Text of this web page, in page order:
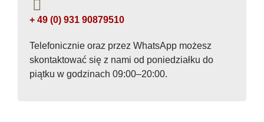
+ 49 (0) 931 90879510
Telefonicznie oraz przez WhatsApp możesz
skontaktować się z nami od poniedziałku do
piątku w godzinach 09:00–20:00.